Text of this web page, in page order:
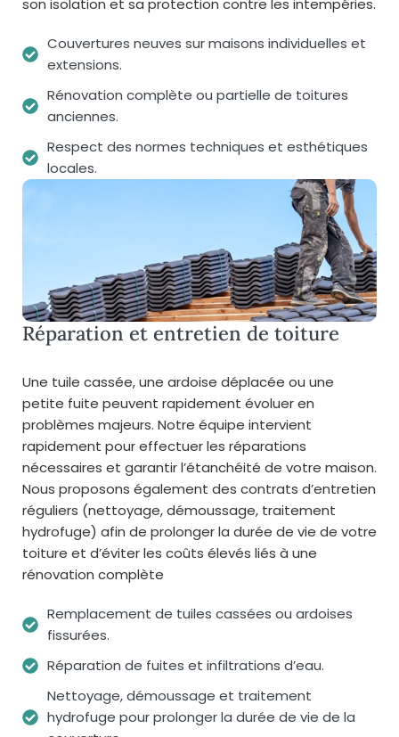
son isolation et sa protection contre les intempéries.
Couvertures neuves sur maisons individuelles et
extensions.
Rénovation complète ou partielle de toitures
anciennes.
Respect des normes techniques et esthétiques
locales.
Réparation et entretien de toiture
Une tuile cassée, une ardoise déplacée ou une
petite fuite peuvent rapidement évoluer en
problèmes majeurs. Notre équipe intervient
rapidement pour effectuer les réparations
nécessaires et garantir l’étanchéité de votre maison.
Nous proposons également des contrats d’entretien
réguliers (nettoyage, démoussage, traitement
hydrofuge) afin de prolonger la durée de vie de votre
toiture et d’éviter les coûts élevés liés à une
rénovation complète
Remplacement de tuiles cassées ou ardoises
fissurées.
Réparation de fuites et infiltrations d’eau.
Nettoyage, démoussage et traitement
hydrofuge pour prolonger la durée de vie de la